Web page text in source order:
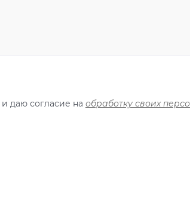
и даю согласие на обработку своих